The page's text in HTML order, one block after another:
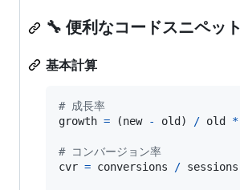
🔧 便利なコードスニペット
基本計算
# 成長率
growth = (new - old ) / old *
# コンバージョン率
cvr = conversions / sessions